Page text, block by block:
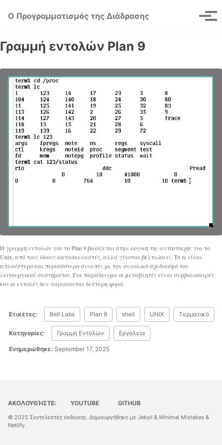
Ο Προγραμματισμός της Διάδρασης
Toggle
Γραμμή εντολών Plan 9
Η γραμμή εντολών για το Plan 9 βασίζεται στην λογική της αντίστοιχης για το
Unix, από τους ίδιους κατασκευαστές, αλλά γίνοται βελτιώσεις. Το rc είναι
απλούστερο και περισσότερο συνεπές με τον συνολικό σχεδιασμό του
λειτουργικού συστήματος. Για παράδειγμα οι μεταβλητές είναι συμβολοσειρές
και οι εντολές δεν σαρώνονται δεύτερη φορά.
Ετικέτες: Bell Labs Plan 9 shell UNIX Τερματικό
Κατηγορίες: Γραμμή Εντολών Εργαλεία
Ενημερώθηκε: September 17, 2025
ΑΚΟΛΟΥΘΉΣΤΕ: YOUTUBE GITHUB
© 2025 Συντελεστές έκδοσης. Δημιουργήθηκε με Jekyll & Minimal Mistakes &
Netlify.